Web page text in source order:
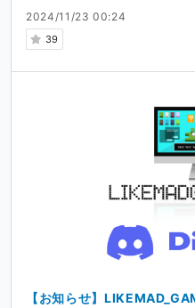
2024/11/23 00:24
39
【お知らせ】